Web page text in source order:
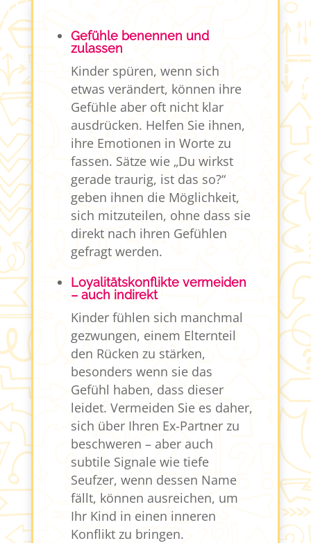
Gefühle benennen und
zulassen
Kinder spüren, wenn sich
etwas verändert, können ihre
Gefühle aber oft nicht klar
ausdrücken. Helfen Sie ihnen,
ihre Emotionen in Worte zu
fassen. Sätze wie „Du wirkst
gerade traurig, ist das so?“
geben ihnen die Möglichkeit,
sich mitzuteilen, ohne dass sie
direkt nach ihren Gefühlen
gefragt werden.
Loyalitätskonflikte vermeiden
– auch indirekt
Kinder fühlen sich manchmal
gezwungen, einem Elternteil
den Rücken zu stärken,
besonders wenn sie das
Gefühl haben, dass dieser
leidet. Vermeiden Sie es daher,
sich über Ihren Ex-Partner zu
beschweren – aber auch
subtile Signale wie tiefe
Seufzer, wenn dessen Name
fällt, können ausreichen, um
Ihr Kind in einen inneren
Konflikt zu bringen.